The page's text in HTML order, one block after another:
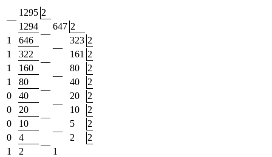
—
1295 2
1294
—
647 2
1
646
—
323 2
1
322
—
161 2
1
160
—
80
2
1
80
—
40
2
0
40
—
20
2
0
20
—
10
2
0
10
—
5
2
0
4
—
2
2
1
2
1